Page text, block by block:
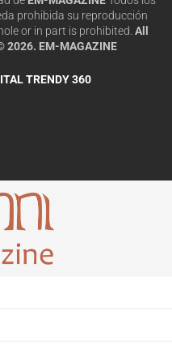
prohibida su reproducción
or in part is prohibited. All
EM-MAGAZINE
TRENDY 360